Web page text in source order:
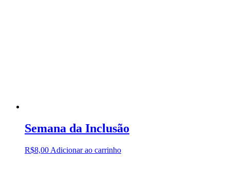
Semana da Inclusão
R$8,00 Adicionar ao carrinho